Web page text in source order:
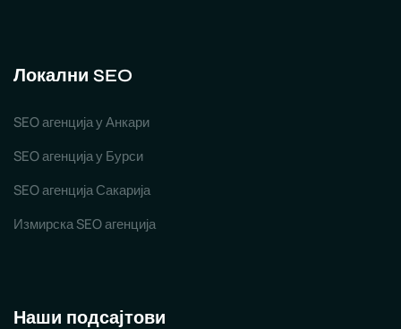
Локални SEO
SEO агенција у Анкари
SEO агенција у Бурси
SEO агенција Сакарија
Измирска SEO агенција
Наши подсајтови